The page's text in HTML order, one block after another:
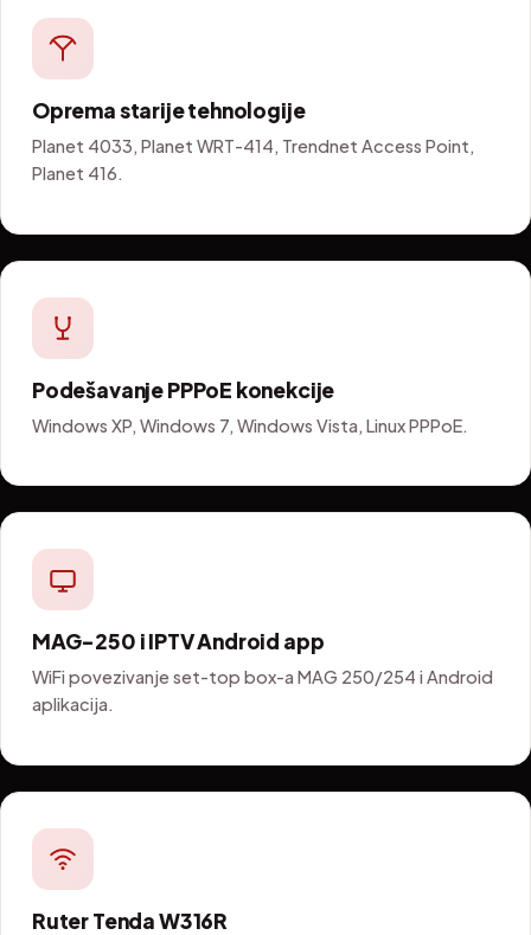
Oprema starije tehnologije
Planet 4033, Planet WRT-414, Trendnet Access Point,
Planet 416.
Podešavanje PPPoE konekcije
Windows XP, Windows 7, Windows Vista, Linux PPPoE.
MAG-250 i IPTV Android app
WiFi povezivanje set-top box-a MAG 250/254 i Android
aplikacija.
Ruter Tenda W316R